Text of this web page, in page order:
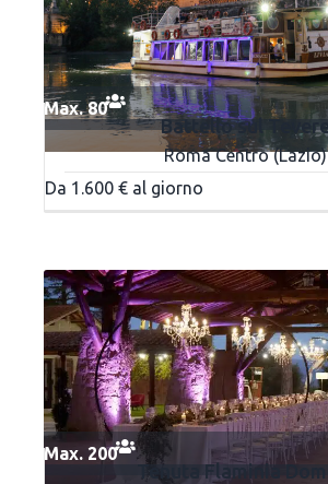
Max. 80
Battello sul
Roma Centro (Lazio)
Da 1.600 € al giorno
Max. 200
Tenuta Flaminia